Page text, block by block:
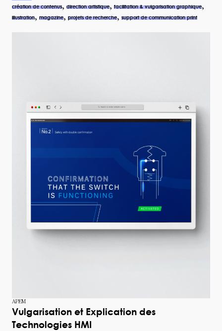
création de contenus,direction artistique,facilitation & vulgarisation graphique,
illustration,magazine,projets de recherche,support de communication print
APEM
Vulgarisation et Explication des
Technologies HMI